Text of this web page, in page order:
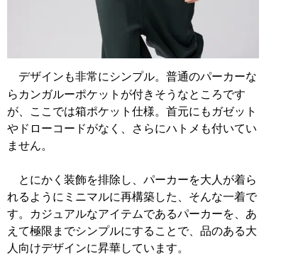
デザインも非常にシンプル。普通のパーカーな
らカンガルーポケットが付きそうなところです
が、ここでは箱ポケット仕様。首元にもガゼット
やドローコードがなく、さらにハトメも付いてい
ません。
とにかく装飾を排除し、パーカーを大人が着ら
れるようにミニマルに再構築した、そんな一着で
す。カジュアルなアイテムであるパーカーを、あ
えて極限までシンプルにすることで、品のある大
人向けデザインに昇華しています。